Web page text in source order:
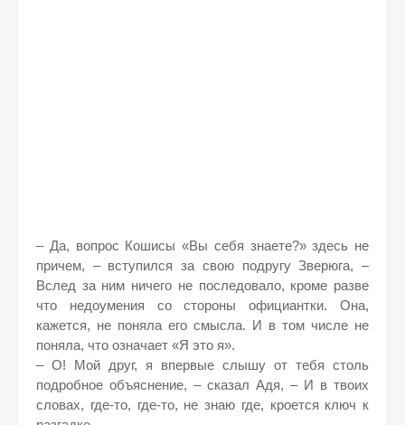
– Да, вопрос Кошисы «Вы себя знаете?» здесь не
причем, – вступился за свою подругу Зверюга, –
Вслед за ним ничего не последовало, кроме разве
что недоумения со стороны официантки. Она,
кажется, не поняла его смысла. И в том числе не
поняла, что означает «Я это я».
– О! Мой друг, я впервые слышу от тебя столь
подробное объяснение, – сказал Адя, – И в твоих
словах, где-то, где-то, не знаю где, кроется ключ к